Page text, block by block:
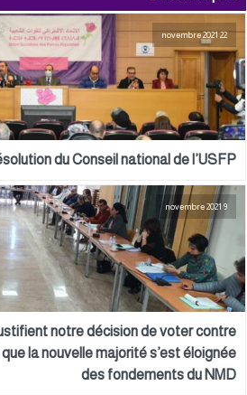
22 novembre 2021
du Conseil national de l’USFP
notre décision de voter contre
que la nouvelle majorité s’est éloignée
des fondements du NMD